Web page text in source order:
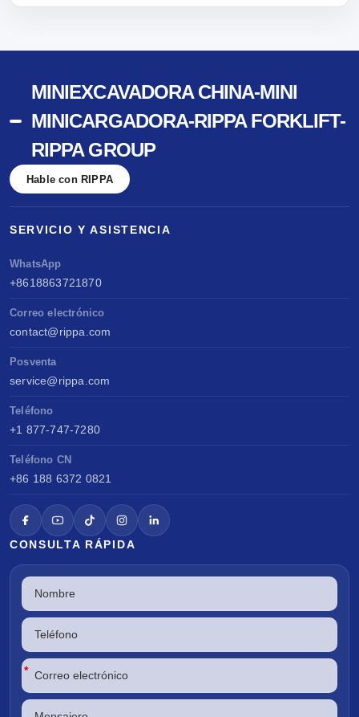
MINIEXCAVADORA CHINA-MINI
MINICARGADORA-RIPPA FORKLIFT-
RIPPA GROUP
Hable con RIPPA
SERVICIO Y ASISTENCIA
WhatsApp
+8618863721870
Correo electrónico
contact@rippa.com
Posventa
service@rippa.com
Teléfono
+1 877-747-7280
Teléfono CN
+86 188 6372 0821
CONSULTA RÁPIDA
*